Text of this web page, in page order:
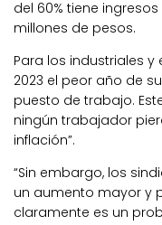
del 60% tiene
millones de pesos.
Para los industriales y
2023 el peor año de
puesto de trabajo.
ningún trabajador
inflación”.
“Sin embargo, los
un aumento mayor y
claramente es un